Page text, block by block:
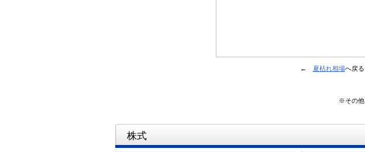
← 夏枯れ相場へ戻
※その他
株式